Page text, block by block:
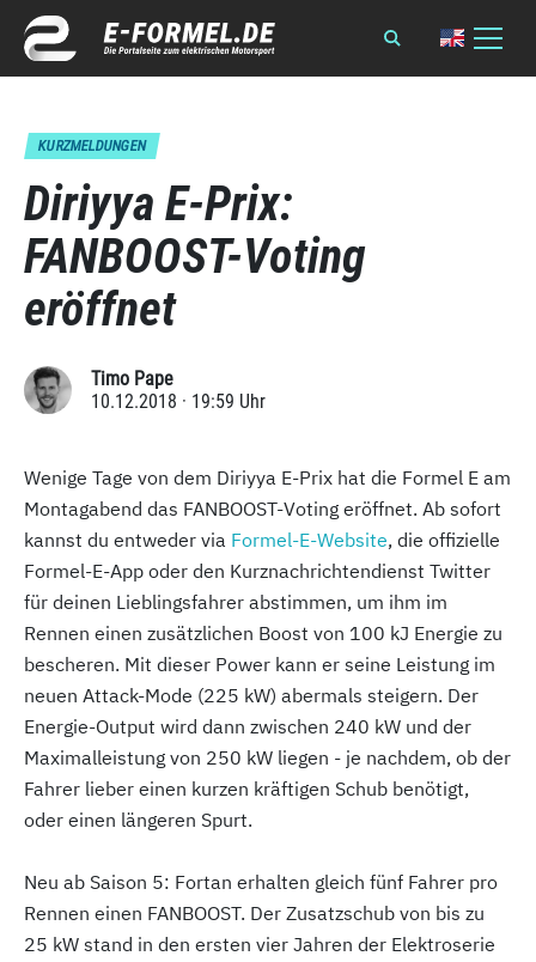
KURZMELDUNGEN
Diriyya E-Prix:
FANBOOST-Voting
eröffnet
Timo Pape
10.12.2018 · 19:59 Uhr
Wenige Tage von dem Diriyya E-Prix hat die Formel E am
Montagabend das FANBOOST-Voting eröffnet. Ab sofort
kannst du entweder via Formel-E-Website, die offizielle
Formel-E-App oder den Kurznachrichtendienst Twitter
für deinen Lieblingsfahrer abstimmen, um ihm im
Rennen einen zusätzlichen Boost von 100 kJ Energie zu
bescheren. Mit dieser Power kann er seine Leistung im
neuen Attack-Mode (225 kW) abermals steigern. Der
Energie-Output wird dann zwischen 240 kW und der
Maximalleistung von 250 kW liegen - je nachdem, ob der
Fahrer lieber einen kurzen kräftigen Schub benötigt,
oder einen längeren Spurt.
Neu ab Saison 5: Fortan erhalten gleich fünf Fahrer pro
Rennen einen FANBOOST. Der Zusatzschub von bis zu
25 kW stand in den ersten vier Jahren der Elektroserie